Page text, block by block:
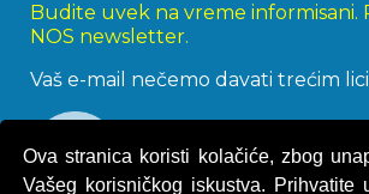
Ova stranica koristi kolačiće, zbog
Vašeg korisničkog iskustva. Prihvatite
Budite uvek na vreme informisani.
NOS newsletter.
Vaš e-mail nečemo davati trećim